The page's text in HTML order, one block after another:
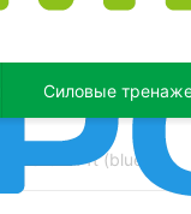
Силовые
BASIC 14 ft (blue)